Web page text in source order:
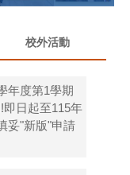
校外活動
年度第1學期
日起至115年
妥"新版"申請